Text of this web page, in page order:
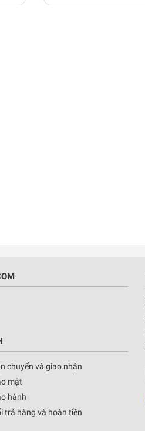
chuyển và giao nhận
mật
hành
trả hàng và hoàn tiền